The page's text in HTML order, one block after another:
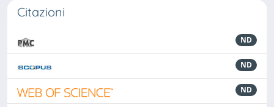
Citazioni
ND
ND
ND